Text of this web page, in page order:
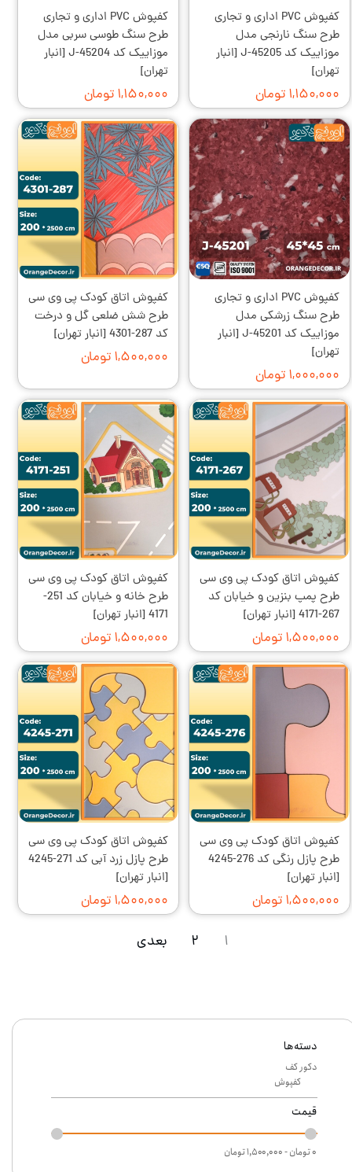
دسته‌ها
دکور کف
کفپوش
قیمت
۰ تومان - ۱,۵۰۰,۰۰۰ تومان
کفپوش PVC اداری و تجاری
طرح سنگ نارنجی مدل
موزاییک کد J-45205 [انبار
تهران]
۱,۱۵۰,۰۰۰ تومان
کفپوش PVC اداری و تجاری
طرح سنگ طوسی سربی مدل
موزاییک کد J-45204 [انبار
تهران]
۱,۱۵۰,۰۰۰ تومان
کفپوش PVC اداری و تجاری
طرح سنگ زرشکی مدل
موزاییک کد J-45201 [انبار
تهران]
۱,۰۰۰,۰۰۰ تومان
کفپوش اتاق کودک پی وی سی
طرح شش ضلعی گل و درخت
کد 287-4301 [انبار تهران]
۱,۵۰۰,۰۰۰ تومان
کفپوش اتاق کودک پی وی سی
طرح پمپ بنزین و خیابان کد
267-4171 [انبار تهران]
۱,۵۰۰,۰۰۰ تومان
کفپوش اتاق کودک پی وی سی
طرح خانه و خیابان کد 251-
4171 [انبار تهران]
۱,۵۰۰,۰۰۰ تومان
کفپوش اتاق کودک پی وی سی
طرح پازل رنگی کد 276-4245
[انبار تهران]
۱,۵۰۰,۰۰۰ تومان
کفپوش اتاق کودک پی وی سی
طرح پازل زرد آبی کد 271-4245
[انبار تهران]
۱,۵۰۰,۰۰۰ تومان
۱ ۲ بعدی